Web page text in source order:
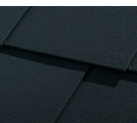
anzeigen
zu verstehen, wie die
der Website zu